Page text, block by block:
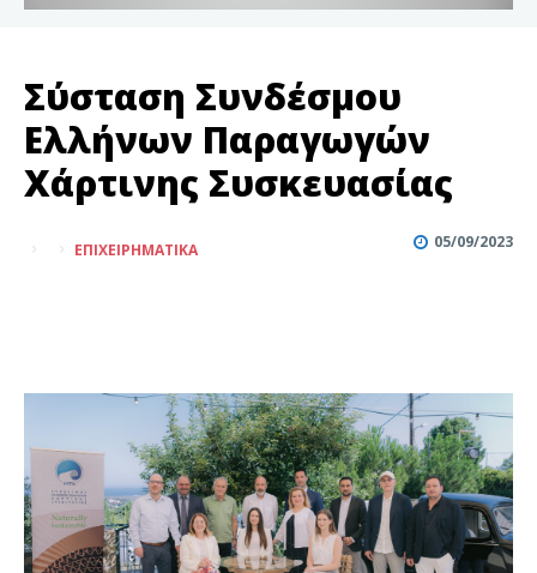
Σύσταση Συνδέσμου
Ελλήνων Παραγωγών
Χάρτινης Συσκευασίας
05/09/2023
ΕΠΙΧΕΙΡΗΜΑΤΙΚΆ